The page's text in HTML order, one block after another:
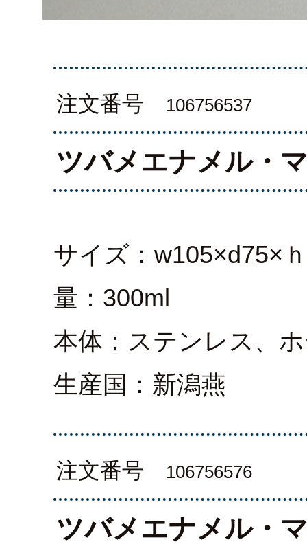
注文番号 106756537
ツバメエナメル・
サイズ：w105×d75×
量：300ml
本体：ステンレス、
生産国：新潟燕
注文番号 106756576
ツバメエナメル・